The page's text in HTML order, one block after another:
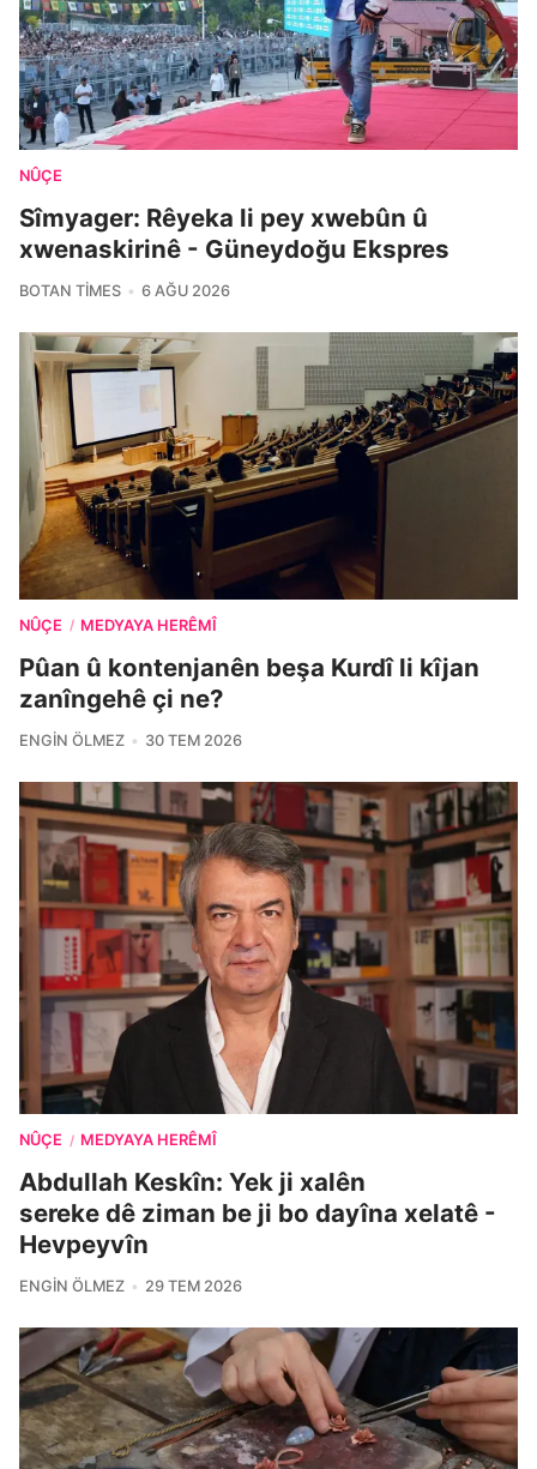
NÛÇE
Sîmyager: Rêyeka li pey xwebûn û
xwenaskirinê - Güneydoğu Ekspres
BOTAN TIMES 6 AĞU 2026
NÛÇE / MEDYAYA HERÊMÎ
Pûan û kontenjanên beşa Kurdî li kîjan
zanîngehê çi ne?
ENGIN ÖLMEZ 30 TEM 2026
NÛÇE / MEDYAYA HERÊMÎ
Abdullah Keskîn: Yek ji xalên
sereke dê ziman be ji bo dayîna xelatê -
Hevpeyvîn
ENGIN ÖLMEZ 29 TEM 2026